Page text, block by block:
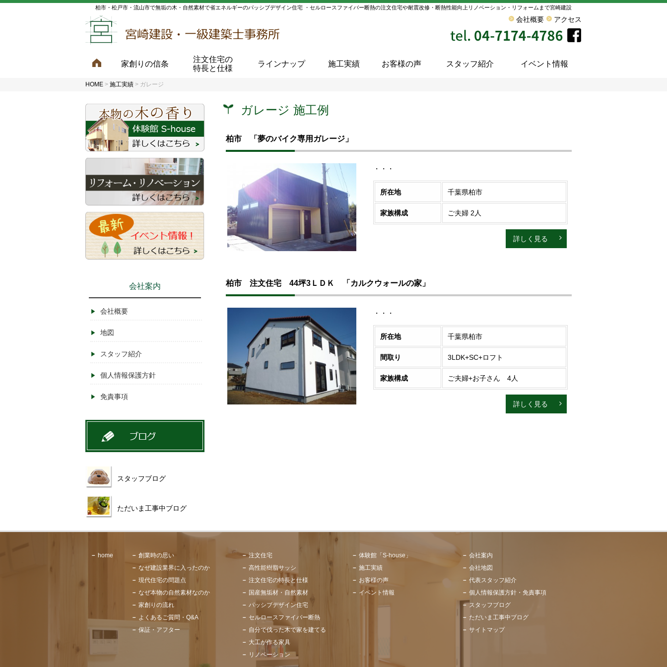
柏市・松戸市・流山市で無垢の木・自然素材で省エネルギーのパッシブデザイン住宅 ・セルロースファイバー断熱の注文住宅や耐震改修・断熱性能向上リノベーション・リフォームまで宮崎建設
会社概要 アクセス
家創りの信条
注文住宅の
特長と仕様
ラインナップ 施工実績 お客様の声 スタッフ紹介 イベント情報
HOME > 施工実績 > ガレージ
ガレージ 施工例
柏市 「夢のバイク専用ガレージ」
・・・
所在地 千葉県柏市
家族構成 ご夫婦 2人
詳しく見る
柏市 注文住宅 44坪3ＬＤＫ 「カルクウォールの家」
・・・
所在地 千葉県柏市
間取り 3LDK+SC+ロフト
家族構成 ご夫婦+お子さん 4人
詳しく見る
会社案内
会社概要
地図
スタッフ紹介
個人情報保護方針
免責事項
スタッフブログ
ただいま工事中ブログ
home
創業時の思い
なぜ建設業界に入ったのか
現代住宅の問題点
なぜ本物の自然素材なのか
家創りの流れ
よくあるご質問・Q&A
保証・アフター
注文住宅
高性能樹脂サッシ
注文住宅の特長と仕様
国産無垢材・自然素材
パッシブデザイン住宅
セルロースファイバー断熱
自分で伐った木で家を建てる
大工が作る家具
リノベーション
体験館「S-house」
施工実績
お客様の声
イベント情報
会社案内
会社地図
代表スタッフ紹介
個人情報保護方針・免責事項
スタッフブログ
ただいま工事中ブログ
サイトマップ